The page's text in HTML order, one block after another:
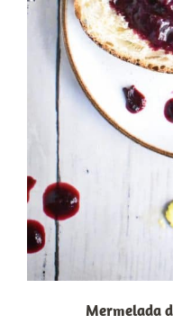
Mermelada